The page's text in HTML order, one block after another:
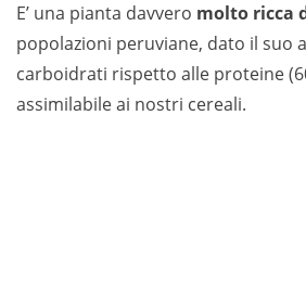
E’ una pianta davvero molto ricca
popolazioni peruviane, dato il suo
carboidrati rispetto alle proteine
assimilabile ai nostri cereali.